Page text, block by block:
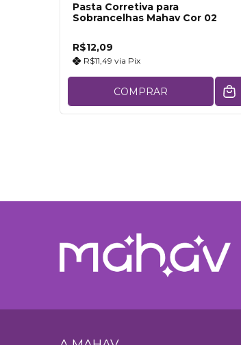
Pasta Corretiva para
Sobrancelhas Mahav Cor 02
R$12,09
R$11,49 via Pix
COMPRAR